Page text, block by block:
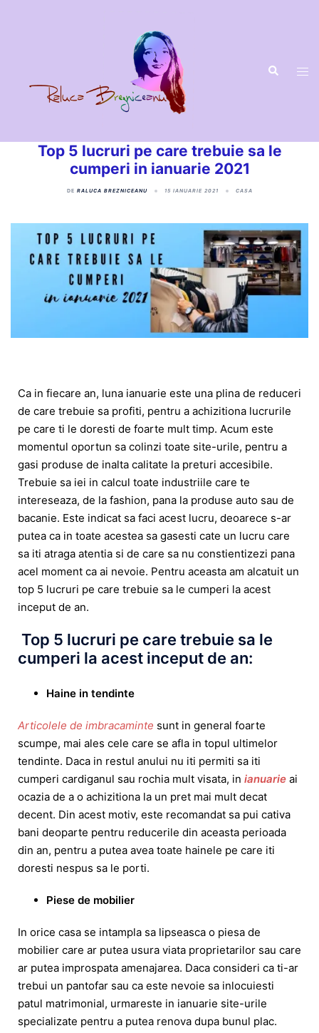
Top 5 lucruri pe care trebuie sa le
cumperi in ianuarie 2021
DE RALUCA BREZNICEANU 15 IANUARIE 2021 CASA
Ca in fiecare an, luna ianuarie este una plina de reduceri
de care trebuie sa profiti, pentru a achizitiona lucrurile
pe care ti le doresti de foarte mult timp. Acum este
momentul oportun sa colinzi toate site-urile, pentru a
gasi produse de inalta calitate la preturi accesibile.
Trebuie sa iei in calcul toate industriile care te
intereseaza, de la fashion, pana la produse auto sau de
bacanie. Este indicat sa faci acest lucru, deoarece s-ar
putea ca in toate acestea sa gasesti cate un lucru care
sa iti atraga atentia si de care sa nu constientizezi pana
acel moment ca ai nevoie. Pentru aceasta am alcatuit un
top 5 lucruri pe care trebuie sa le cumperi la acest
inceput de an.
Top 5 lucruri pe care trebuie sa le
cumperi la acest inceput de an:
Haine in tendinte
Articolele de imbracaminte sunt in general foarte
scumpe, mai ales cele care se afla in topul ultimelor
tendinte. Daca in restul anului nu iti permiti sa iti
cumperi cardiganul sau rochia mult visata, in ianuarie ai
ocazia de a o achizitiona la un pret mai mult decat
decent. Din acest motiv, este recomandat sa pui cativa
bani deoparte pentru reducerile din aceasta perioada
din an, pentru a putea avea toate hainele pe care iti
doresti nespus sa le porti.
Piese de mobilier
In orice casa se intampla sa lipseasca o piesa de
mobilier care ar putea usura viata proprietarilor sau care
ar putea improspata amenajarea. Daca consideri ca ti-ar
trebui un pantofar sau ca este nevoie sa inlocuiesti
patul matrimonial, urmareste in ianuarie site-urile
specializate pentru a putea renova dupa bunul plac.